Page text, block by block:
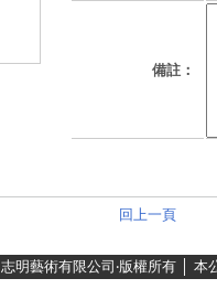
備註：
回上一頁
志明藝術有限公司‧版權所有 │